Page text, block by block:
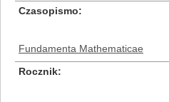
Czasopismo
Fundamenta Mathematicae
Rocznik